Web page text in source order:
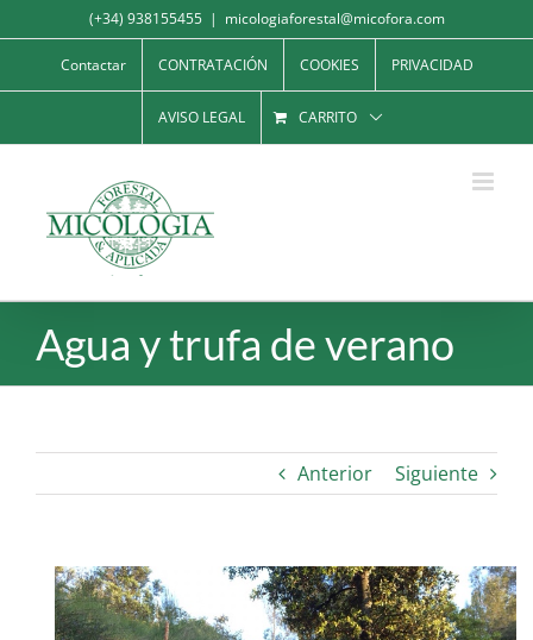
al
contenido
(+34) 938155455 | micologiaforestal@micofora.com
Contactar CONTRATACIÓN COOKIES PRIVACIDAD
AVISO LEGAL CARRITO
Agua y trufa de verano
Anterior Siguiente